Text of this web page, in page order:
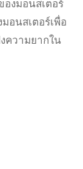
งมอนสเตอร์
อนสเตอร์เพื่อ
ความยากใน